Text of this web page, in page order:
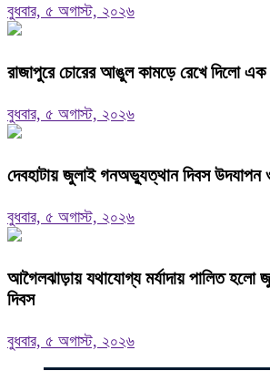
বুধবার, ৫ অগাস্ট, ২০২৬
রাজাপুরে চোরের আঙুল কামড়ে রেখে দিলো
বুধবার, ৫ অগাস্ট, ২০২৬
দেবহাটায় জুলাই গনঅভ্যুত্থান দিবস
বুধবার, ৫ অগাস্ট, ২০২৬
আগৈলঝাড়ায় যথাযোগ্য মর্যাদায় পালিত
দিবস
বুধবার, ৫ অগাস্ট, ২০২৬